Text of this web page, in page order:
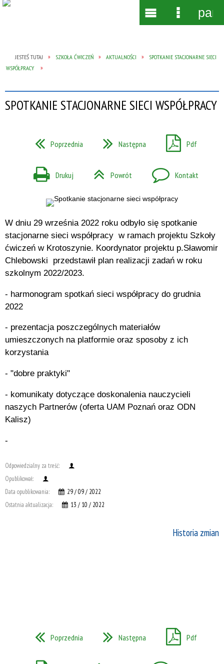
JESTEŚ TUTAJ SZKOŁA ĆWICZEŃ AKTUALNOŚCI
SPOTKANIE STACJONARNE SIECI
WSPÓŁPRACY
SPOTKANIE STACJONARNE SIECI WSPÓŁPRACY
Poprzednia Następna Pdf
Drukuj Powrót Kontakt
W dniu 29 września 2022 roku odbyło się spotkanie
stacjonarne sieci współpracy w ramach projektu Szkoły
ćwiczeń w Krotoszynie. Koordynator projektu p.Sławomir
Chlebowski przedstawił plan realizacji zadań w roku
szkolnym 2022/2023.
- harmonogram spotkań sieci współpracy do grudnia
2022
- prezentacja poszczególnych materiałów
umieszczonych na platformie oraz sposoby z ich
korzystania
- "dobre praktyki"
- komunikaty dotyczące doskonalenia nauczycieli
naszych Partnerów (oferta UAM Poznań oraz ODN
Kalisz)
-
Odpowiedzialny za treść:
Opublikował:
Data opublikowania:
29 / 09 / 2022
Ostatnia aktualizacja:
13 / 10 / 2022
Historia zmian
Poprzednia Następna Pdf
Wyszukiwarka
Narzędzia
MenuMenu